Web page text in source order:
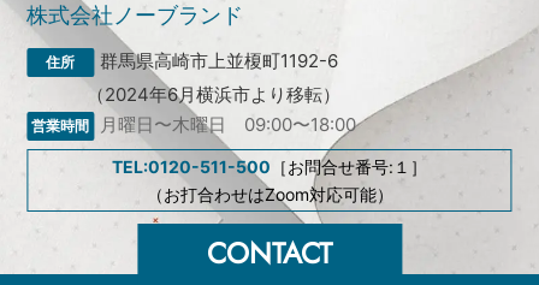
株式会社ノーブランド
群馬県高崎市上並榎町1192-6
（2024年6月横浜市より移転）
月曜日〜木曜日 09:00〜18:00
TEL:0120-511-500 ［お問合せ番号:１］
（お打合わせはZoom対応可能）